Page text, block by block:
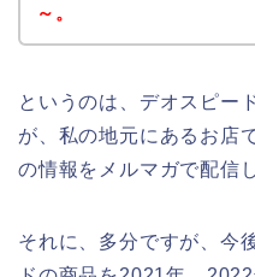
～。
というのは、デオスピー
が、私の地元にあるお店
の情報をメルマガで配信
それに、多分ですが、今